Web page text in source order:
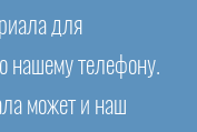
для
нашему телефону.
может и наш